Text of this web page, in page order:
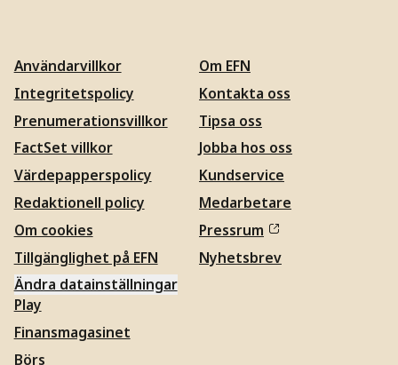
Användarvillkor
Integritetspolicy
Prenumerationsvillkor
FactSet villkor
Värdepapperspolicy
Redaktionell policy
Om cookies
Tillgänglighet på EFN
Ändra datainställningar
Om EFN
Kontakta oss
Tipsa oss
Jobba hos oss
Kundservice
Medarbetare
Pressrum
Nyhetsbrev
Play
Finansmagasinet
Börs